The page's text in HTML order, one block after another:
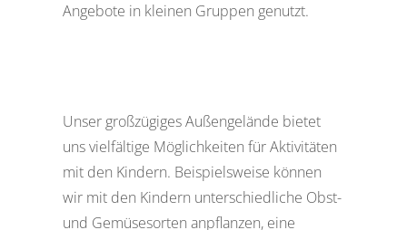
Angebote in kleinen Gruppen genutzt.
Unser großzügiges Außengelände bietet
uns vielfältige Möglichkeiten für Aktivitäten
mit den Kindern. Beispielsweise können
wir mit den Kindern unterschiedliche Obst-
und Gemüsesorten anpflanzen, eine